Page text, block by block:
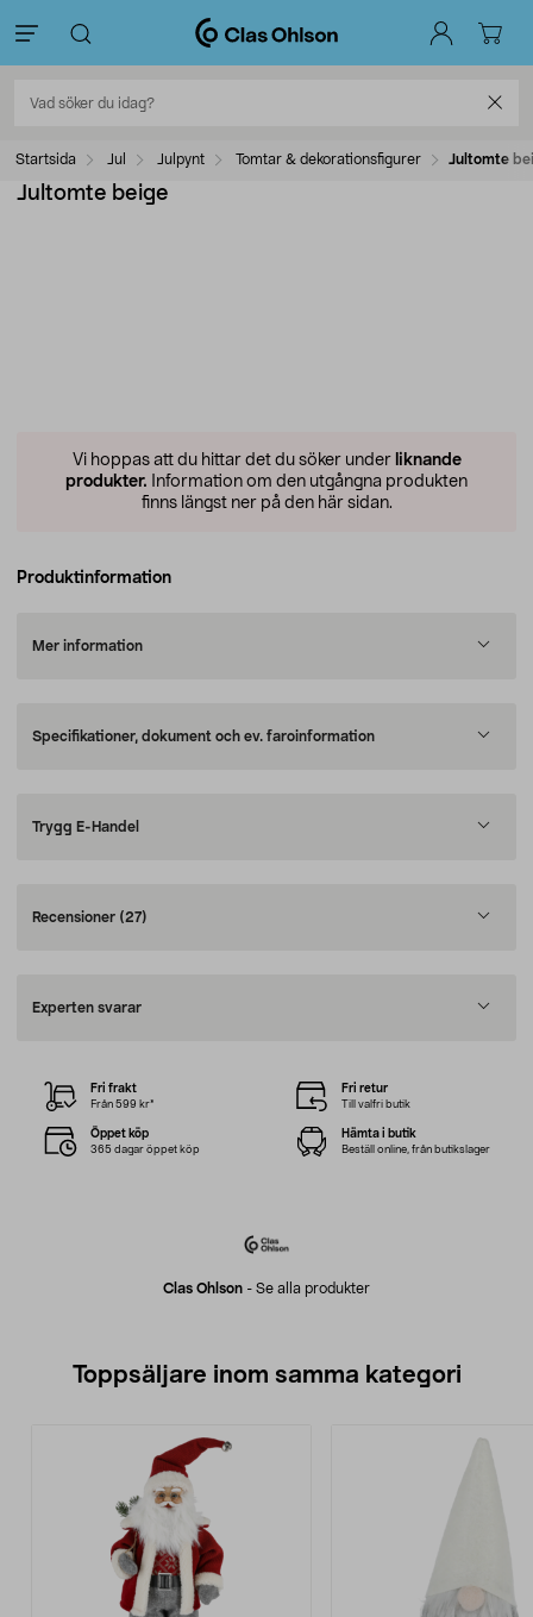
Startsida Jul Julpynt Tomtar & dekorationsfigurer Jultomte
Jultomte beige
Vi hoppas att du hittar det du söker under liknande
produkter. Information om den utgångna produkten
finns längst ner på den här sidan.
Produktinformation
Mer information
Specifikationer, dokument och ev. faroinformation
Trygg E-Handel
Recensioner (27)
Experten svarar
Clas Ohlson - Se alla produkter
Fri frakt
Från 599 kr*
Fri retur
Till valfri butik
Öppet köp
365 dagar öppet köp
Hämta i butik
Beställ online, från butikslager
Toppsäljare inom samma kategori